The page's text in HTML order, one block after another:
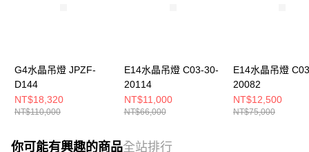
G4水晶吊燈 JPZF-
D144
NT$18,320
NT$110,000
E14水晶吊燈 C03-30-
20114
NT$11,000
NT$66,000
E14水晶吊燈
20082
NT$12,500
NT$75,000
你可能有興趣的商品全站排行